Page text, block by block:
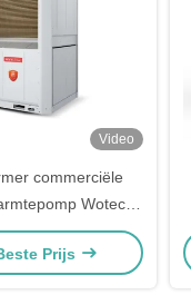
Video
commerciële
Wotech
kW R32
Prijs